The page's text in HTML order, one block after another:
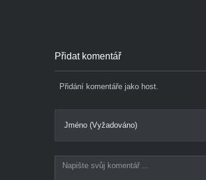
Přidat komentář
Přidání komentáře jako host.
Jméno (Vyžadováno)